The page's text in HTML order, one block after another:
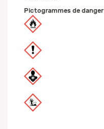
Pictogrammes de danger